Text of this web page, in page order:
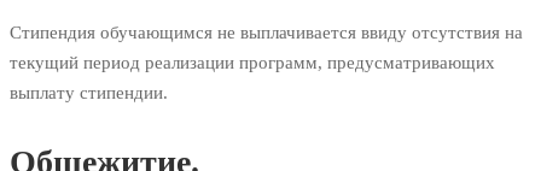
Стипендия обучающимся не выплачивается ввиду отсутствия на
текущий период реализации программ, предусматривающих
выплату стипендии.
Общежитие.